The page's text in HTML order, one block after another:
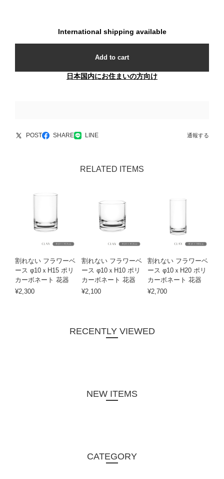
International shipping available
Add to cart
日本国内にお住まいの方向け
POST SHARE LINE 通報する
RELATED ITEMS
割れない フラワーベ
ース φ10ｘH15 ポリ
カーボネート 花器
¥2,300
割れない フラワーベ
ース φ10ｘH10 ポリ
カーボネート 花器
¥2,100
割れない フラワーベ
ース φ10ｘH20 ポリ
カーボネート 花器
¥2,700
RECENTLY VIEWED
NEW ITEMS
CATEGORY